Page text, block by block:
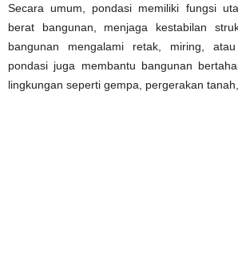
Secara umum, pondasi memiliki fungsi
berat bangunan, menjaga kestabilan
bangunan mengalami retak, miring,
pondasi juga membantu bangunan
lingkungan seperti gempa, pergerakan